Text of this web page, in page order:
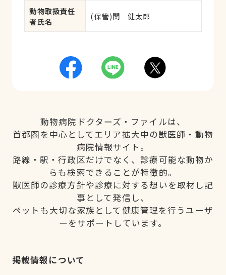
動物取扱責任
者氏名
(保管)関　健太郎
動物病院ドクターズ・ファイルは、
首都圏を中心としてエリア拡大中の獣医師・動物
病院情報サイト。
路線・駅・行政区だけでなく、診療可能な動物か
らも検索できることが特徴的。
獣医師の診療方針や診療に対する想いを取材し記
事として発信し、
ペットも大切な家族として健康管理を行うユーザ
ーをサポートしています。
掲載情報について